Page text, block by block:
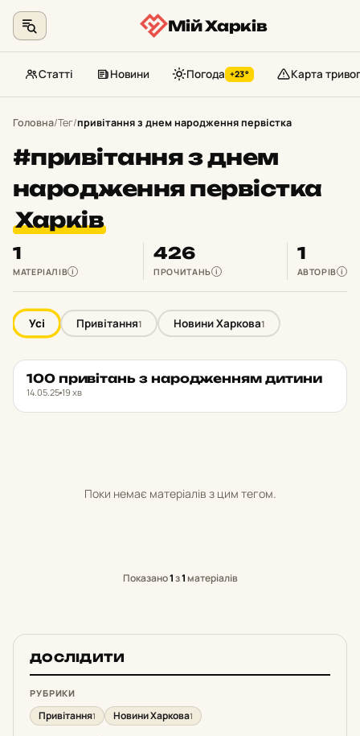
Мій Харків
Статті Новини Погода +23° Карта тривог
Головна/Тег/привітання з днем народження первістка
#привітання з днем
народження первістка
Харків
1
МАТЕРІАЛІВ i
426
ПРОЧИТАНЬ i
1
АВТОРІВ i
Усі Привітання1 Новини Харкова1
НОВИНИ ХАРКОВА ★ ОБРАНЕ
100 при­ві­тань з на­ро­джен­ням дитини
14.05.25 19 хв
Поки немає матеріалів з цим тегом.
Показано1з1матеріалів
ДОСЛІДИТИ
РУБРИКИ
Привітання1 Новини Харкова1